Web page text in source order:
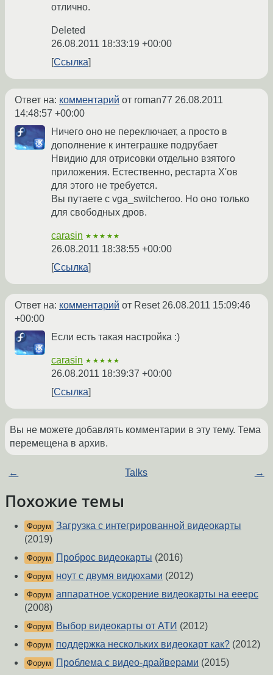
отлично.
Deleted
26.08.2011 18:33:19 +00:00
Ссылка
Ответ на: комментарий от roman77 26.08.2011
14:48:57 +00:00
Ничего оно не переключает, а просто в
дополнение к интеграшке подрубает
Нвидию для отрисовки отдельно взятого
приложения. Естественно, рестарта X'ов
для этого не требуется.
Вы путаете с vga_switcheroo. Но оно только
для свободных дров.
carasin ★★★★★
26.08.2011 18:38:55 +00:00
Ссылка
Ответ на: комментарий от Reset26.08.2011 15:09:46
+00:00
Если есть такая настройка :)
carasin ★★★★★
26.08.2011 18:39:37 +00:00
Ссылка
Вы не можете добавлять комментарии в эту тему. Тема
перемещена в архив.
← Talks →
Похожие темы
Форум Загрузка с интегрированной видеокарты
(2019)
Форум Проброс видеокарты (2016)
Форум ноут с двумя видюхами (2012)
Форум аппаратное ускорение видеокарты на eeepc
(2008)
Форум Выбор видеокарты от АТИ (2012)
Форум поддержка нескольких видеокарт как? (2012)
Форум Проблема с видео-драйверами (2015)